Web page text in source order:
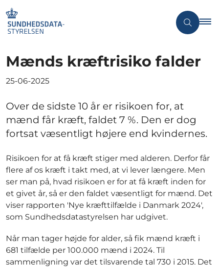
Mænds kræftrisiko falder
25-06-2025
Over de sidste 10 år er risikoen for, at
mænd får kræft, faldet 7 %. Den er dog
fortsat væsentligt højere end kvindernes.
Risikoen for at få kræft stiger med alderen. Derfor får
flere af os kræft i takt med, at vi lever længere. Men
ser man på, hvad risikoen er for at få kræft inden for
et givet år, så er den faldet væsentligt for mænd. Det
viser rapporten 'Nye kræfttilfælde i Danmark 2024',
som Sundhedsdatastyrelsen har udgivet.
Når man tager højde for alder, så fik mænd kræft i
681 tilfælde per 100.000 mænd i 2024. Til
sammenligning var det tilsvarende tal 730 i 2015. Det